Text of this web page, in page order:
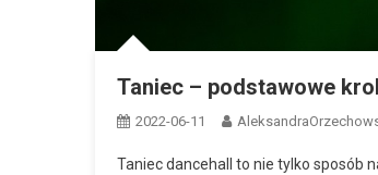
Taniec – podstawowe
2022-06-11
Taniec dancehall to nie tylko sposób